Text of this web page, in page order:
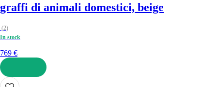
graffi di animali domestici, beige
(2)
In stock
769 €
AGGIUNGI